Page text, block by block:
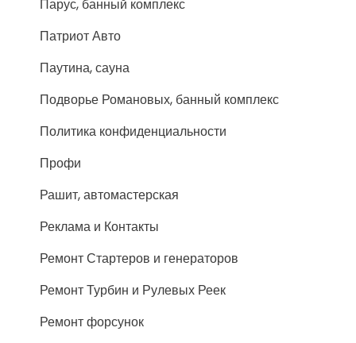
Парус, банный комплекс
Патриот Авто
Паутина, сауна
Подворье Романовых, банный комплекс
Политика конфиденциальности
Профи
Рашит, автомастерская
Реклама и Контакты
Ремонт Стартеров и генераторов
Ремонт Турбин и Рулевых Реек
Ремонт форсунок